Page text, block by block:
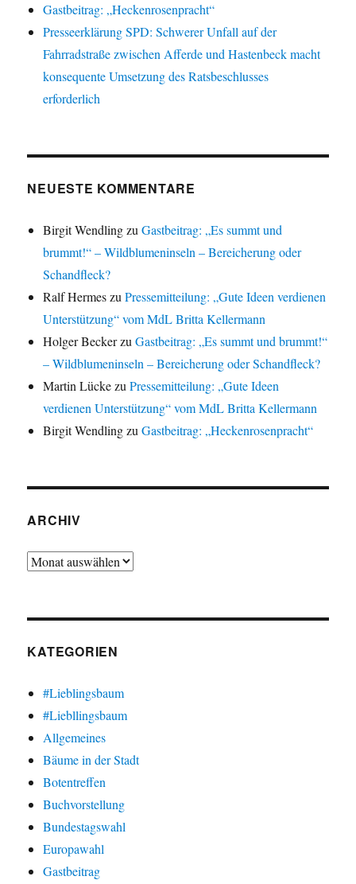
Gastbeitrag: „Heckenrosenpracht“
Presseerklärung SPD: Schwerer Unfall auf der
Fahrradstraße zwischen Afferde und Hastenbeck macht
konsequente Umsetzung des Ratsbeschlusses
erforderlich
NEUESTE KOMMENTARE
Birgit WendlingzuGastbeitrag: „Es summt und
brummt!“ – Wildblumeninseln – Bereicherung oder
Schandfleck?
Ralf HermeszuPressemitteilung: „Gute Ideen verdienen
Unterstützung“ vom MdL Britta Kellermann
Holger BeckerzuGastbeitrag: „Es summt und brummt!“
– Wildblumeninseln – Bereicherung oder Schandfleck?
Martin LückezuPressemitteilung: „Gute Ideen
verdienen Unterstützung“ vom MdL Britta Kellermann
Birgit WendlingzuGastbeitrag: „Heckenrosenpracht“
ARCHIV
Archiv
KATEGORIEN
#Lieblingsbaum
#Liebllingsbaum
Allgemeines
Bäume in der Stadt
Botentreffen
Buchvorstellung
Bundestagswahl
Europawahl
Gastbeitrag